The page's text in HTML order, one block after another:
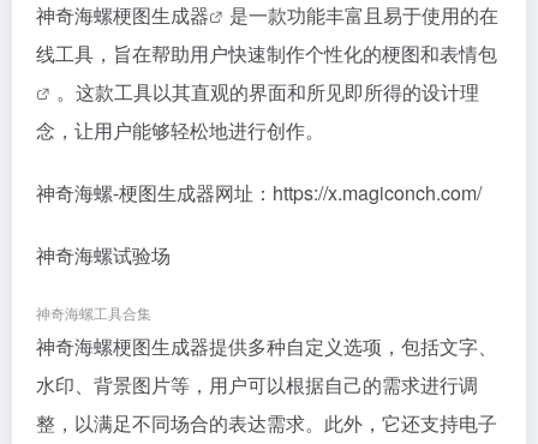
神奇海螺梗图生成器
是一款功能丰富且易于使用的在
线工具，旨在帮助用户快速制作个性化的梗图和表情包
。这款工具以其直观的界面和所见即所得的设计理
念，让用户能够轻松地进行创作。
神奇海螺-梗图生成器网址：https://x.magiconch.com/
神奇海螺试验场
神奇海螺工具合集
神奇海螺梗图生成器提供多种自定义选项，包括文字、
水印、背景图片等，用户可以根据自己的需求进行调
整，以满足不同场合的表达需求。此外，它还支持电子